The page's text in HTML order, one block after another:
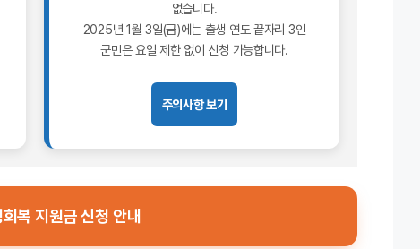
없습니다.
2025년 1월 3일(금)에는 출생 연도 끝자리 3인
군민은 요일 제한 없이 신청 가능합니다.
주의사항 보기
복 지원금 신청 안내